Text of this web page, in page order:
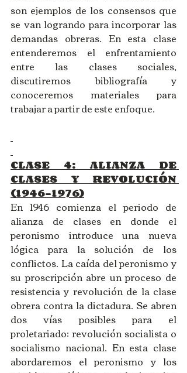
son ejemplos de los consensos que
se van logrando para incorporar las
demandas obreras. En esta clase
entenderemos el enfrentamiento
entre las clases sociales,
discutiremos bibliografía y
conoceremos materiales para
trabajar a partir de este enfoque.
CLASE 4: ALIANZA DE
CLASES Y REVOLUCIÓN
(1946-1976)
En 1946 comienza el periodo de
alianza de clases en donde el
peronismo introduce una nueva
lógica para la solución de los
conflictos. La caída del peronismo y
su proscripción abre un proceso de
resistencia y revolución de la clase
obrera contra la dictadura. Se abren
dos vías posibles para el
proletariado: revolución socialista o
socialismo nacional. En esta clase
abordaremos el peronismo y los